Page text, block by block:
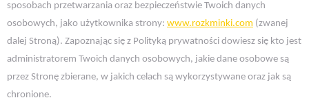
sposobach przetwarzania oraz bezpieczeństwie Twoich danych
osobowych, jako użytkownika strony: www.rozkminki.com (zwanej
dalej Stroną). Zapoznając się z Polityką prywatności dowiesz się kto jest
administratorem Twoich danych osobowych, jakie dane osobowe są
przez Stronę zbierane, w jakich celach są wykorzystywane oraz jak są
chronione.